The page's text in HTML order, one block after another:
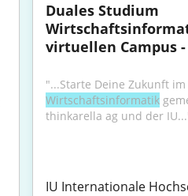
Duales Studium
virtuellen Campus
Wirtschaftsinformatik
thinkarella ag und der
IU Internationale